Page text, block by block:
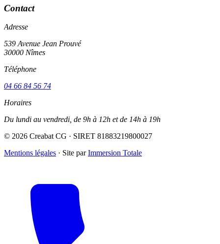
Contact
Adresse
539 Avenue Jean Prouvé
30000 Nîmes
Téléphone
04 66 84 56 74
Horaires
Du lundi au vendredi, de 9h à 12h et de 14h à 19h
© 2026 Creabat CG · SIRET 81883219800027
Mentions légales · Site parImmersion Totale